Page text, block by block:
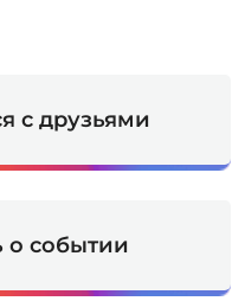
с друзьями
о событии